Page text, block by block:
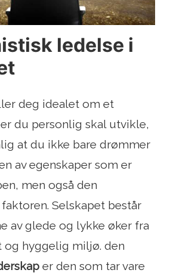
ledelse i
deg idealet om et
du personlig skal utvikle,
at du ikke bare drømmer
av egenskaper som er
men også den
Selskapet består
av glede og lykke øker fra
hyggelig miljø. den
er den som tar vare